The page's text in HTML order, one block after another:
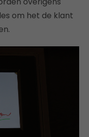
om het de klant